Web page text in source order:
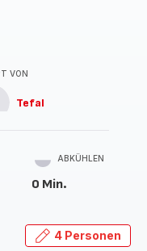
VON
Tefal
ABKÜHLEN
0 Min.
4 Personen